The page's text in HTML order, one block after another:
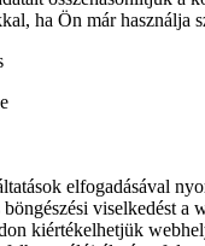
ha Ön már használja
elfogadásával
böngészési viselkedést a
kiértékelhetjük